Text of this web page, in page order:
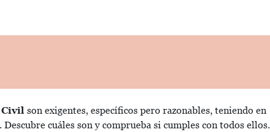
Civil son exigentes, específicos pero razonables, teniendo en
cuáles son y comprueba si cumples con todos ellos.